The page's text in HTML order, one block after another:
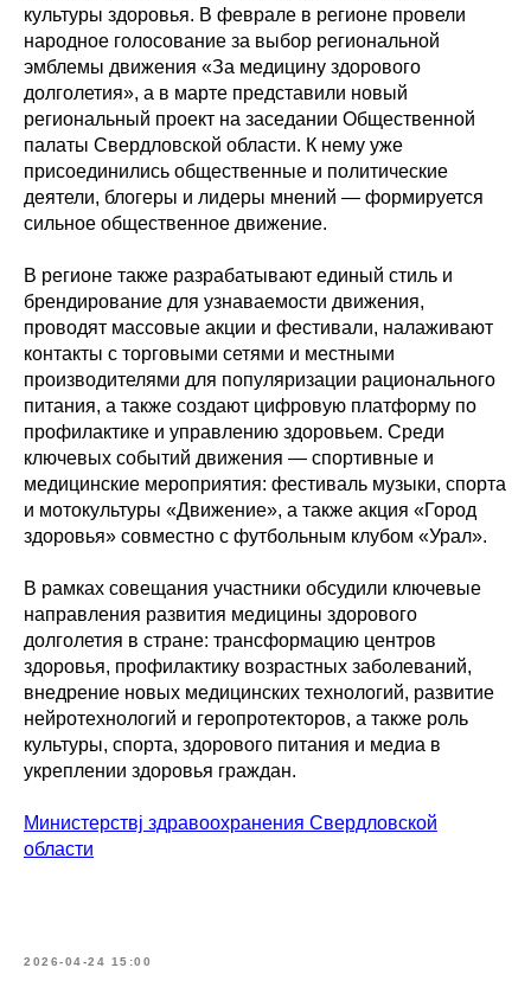
культуры здоровья. В феврале в регионе провели
народное голосование за выбор региональной
эмблемы движения «За медицину здорового
долголетия», а в марте представили новый
региональный проект на заседании Общественной
палаты Свердловской области. К нему уже
присоединились общественные и политические
деятели, блогеры и лидеры мнений — формируется
сильное общественное движение.
В регионе также разрабатывают единый стиль и
брендирование для узнаваемости движения,
проводят массовые акции и фестивали, налаживают
контакты с торговыми сетями и местными
производителями для популяризации рационального
питания, а также создают цифровую платформу по
профилактике и управлению здоровьем. Среди
ключевых событий движения — спортивные и
медицинские мероприятия: фестиваль музыки, спорта
и мотокультуры «Движение», а также акция «Город
здоровья» совместно с футбольным клубом «Урал».
В рамках совещания участники обсудили ключевые
направления развития медицины здорового
долголетия в стране: трансформацию центров
здоровья, профилактику возрастных заболеваний,
внедрение новых медицинских технологий, развитие
нейротехнологий и геропротекторов, а также роль
культуры, спорта, здорового питания и медиа в
укреплении здоровья граждан.
Министерствj здравоохранения Свердловской
области
2026-04-24 15:00